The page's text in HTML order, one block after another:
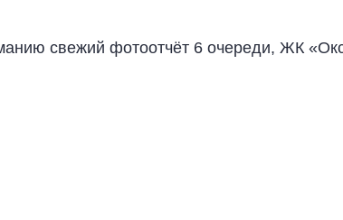
свежий фотоотчёт 6 очереди, ЖК